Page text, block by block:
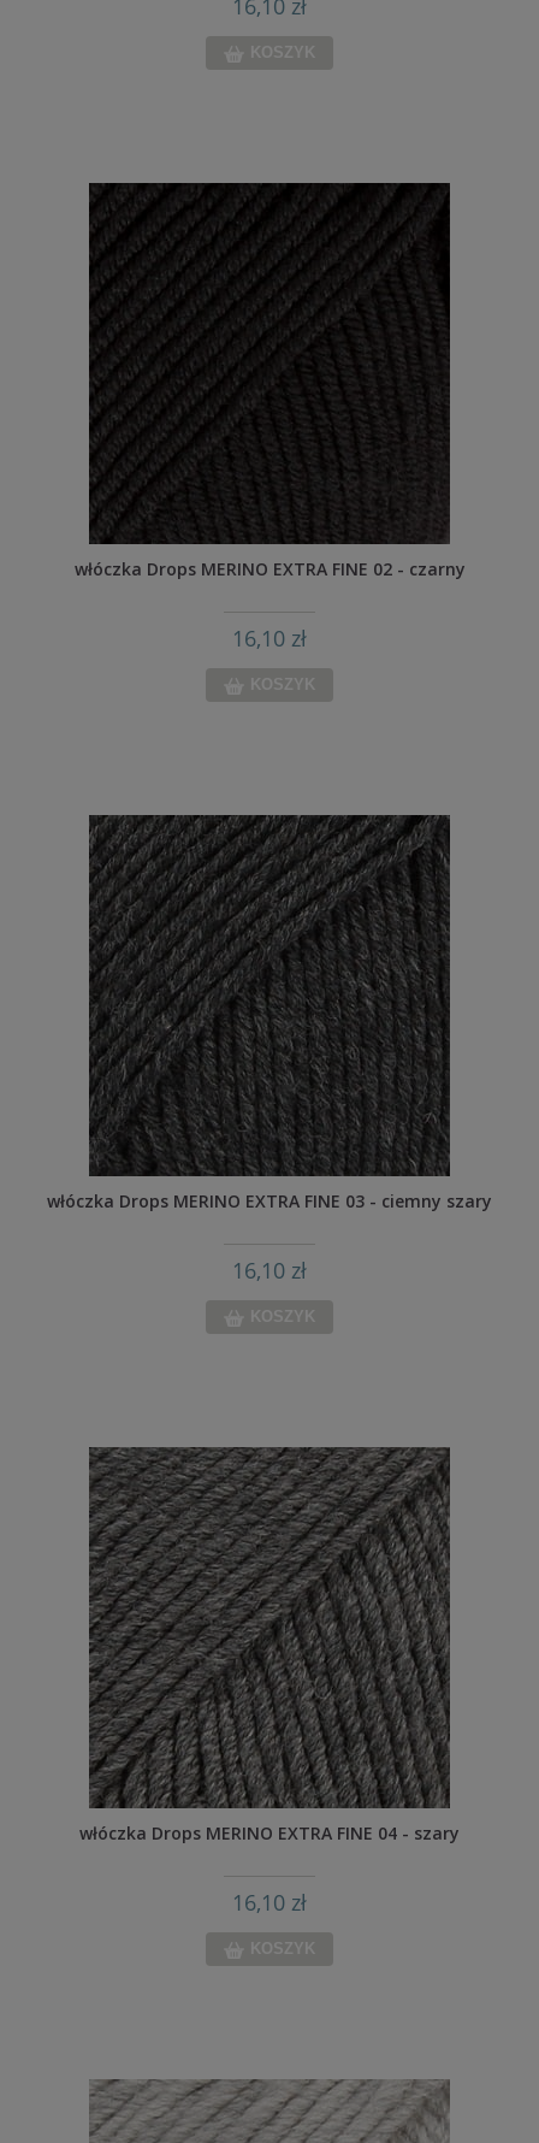
KOSZYK
włóczka Drops MERINO EXTRA FINE 02 - czarny
16,10 zł
KOSZYK
włóczka Drops MERINO EXTRA FINE 03 - ciemny szary
16,10 zł
KOSZYK
włóczka Drops MERINO EXTRA FINE 04 - szary
16,10 zł
KOSZYK